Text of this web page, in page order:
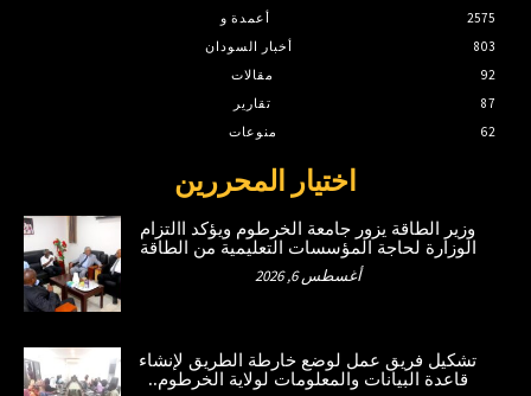
أعمدة و
2575
أخبار السودان
803
مقالات
92
تقارير
87
منوعات
62
اختيار المحررين
وزير الطاقة يزور جامعة الخرطوم ويؤكد االتزام
الوزارة لحاجة المؤسسات التعليمية من الطاقة
أغسطس 6, 2026
تشكيل فريق عمل لوضع خارطة الطريق لإنشاء
قاعدة البيانات والمعلومات لولاية الخرطوم..